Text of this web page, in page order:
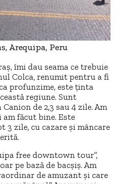
Arequipa, Peru
îmi dau seama ce trebuie
Colca, renumit pentru a fi
profunzime, este ținta
regiune. Sunt
de 2,3 sau 4 zile. Am
făcut bine. Este
3 zile, cu cazare și mâncare
free downtown tour”,
pe bază de bacșiș. Am
de amuzant și care